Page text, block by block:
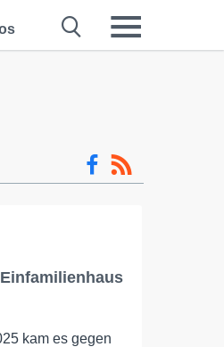
kam es gegen